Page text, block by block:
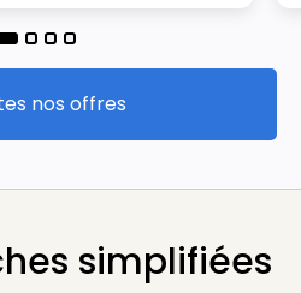
Toutes nos offres
nos offres
simplifiées